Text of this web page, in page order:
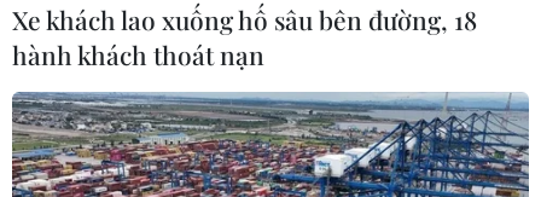
Xe khách lao xuống hố sâu bên đường, 18
hành khách thoát nạn